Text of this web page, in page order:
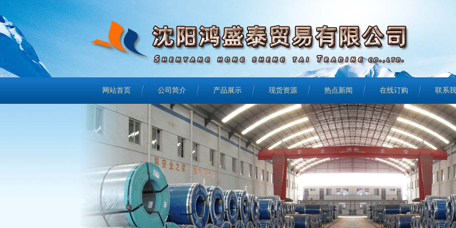
网站首页 公司简介 产品展示 现货资源 热点新闻 在线订购 联系